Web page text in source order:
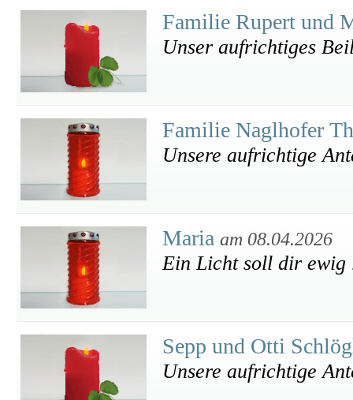
Familie Rupert und
Unser aufrichtiges
Familie Naglhofer
Unsere aufrichtige
Maria am 08.04.2026
Ein Licht soll dir ewig
Sepp und Otti
Unsere aufrichtige